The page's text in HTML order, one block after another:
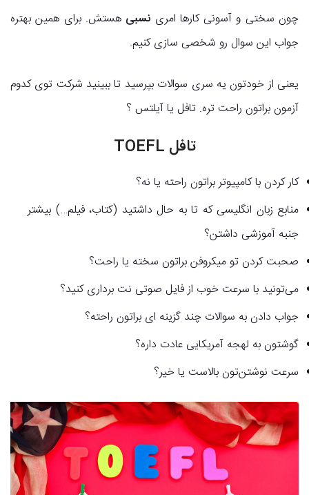
چون سختی و آسونی کارها امری نسبیهستش. برای همین بهتره
جواب این سوال رو شخصی سازی کنیم.
یعنی از خودتون یه سری سوالات بپرسید تا ببینید شرکت توی کدوم
آزمون براتون راحت تره. تافل یا آیلتس ؟
تافل TOEFL
کار کردن با کامپیوتر براتون راحته یا نه؟
منابع زبان انگلیسی که تا به حال داشتید (کتاب، فیلم…) بیشتر
جنبه آموزشی داشتن؟
صحبت کردن تو میکروفن براتون سخته یا راحت؟
می‌تونید با سرعت خوب از فایل صوتی نت برداری کنید؟
جواب دادن به سوالات چند گزینه ای براتون راحته؟
گوشتون به لهجه آمریکایی عادت داره؟
سرعت نوشتن‌تون بالاست یا خیر؟